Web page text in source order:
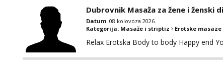
Dubrovnik Masaža za žene i ženski
Datum: 08.kolovoza 2026.
Kategorija: Masaže i striptiz Erotske
Relax Erotska Body to body Happy end